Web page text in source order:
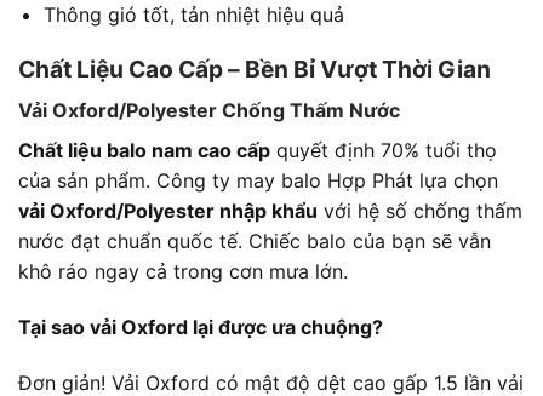
Thông gió tốt, tản nhiệt hiệu quả
Chất Liệu Cao Cấp – Bền Bỉ Vượt Thời Gian
Vải Oxford/Polyester Chống Thấm Nước
Chất liệu balo nam cao cấp quyết định 70% tuổi thọ
của sản phẩm. Công ty may balo Hợp Phát lựa chọn
vải Oxford/Polyester nhập khẩu với hệ số chống thấm
nước đạt chuẩn quốc tế. Chiếc balo của bạn sẽ vẫn
khô ráo ngay cả trong cơn mưa lớn.
Tại sao vải Oxford lại được ưa chuộng?
Đơn giản! Vải Oxford có mật độ dệt cao gấp 1.5 lần vải